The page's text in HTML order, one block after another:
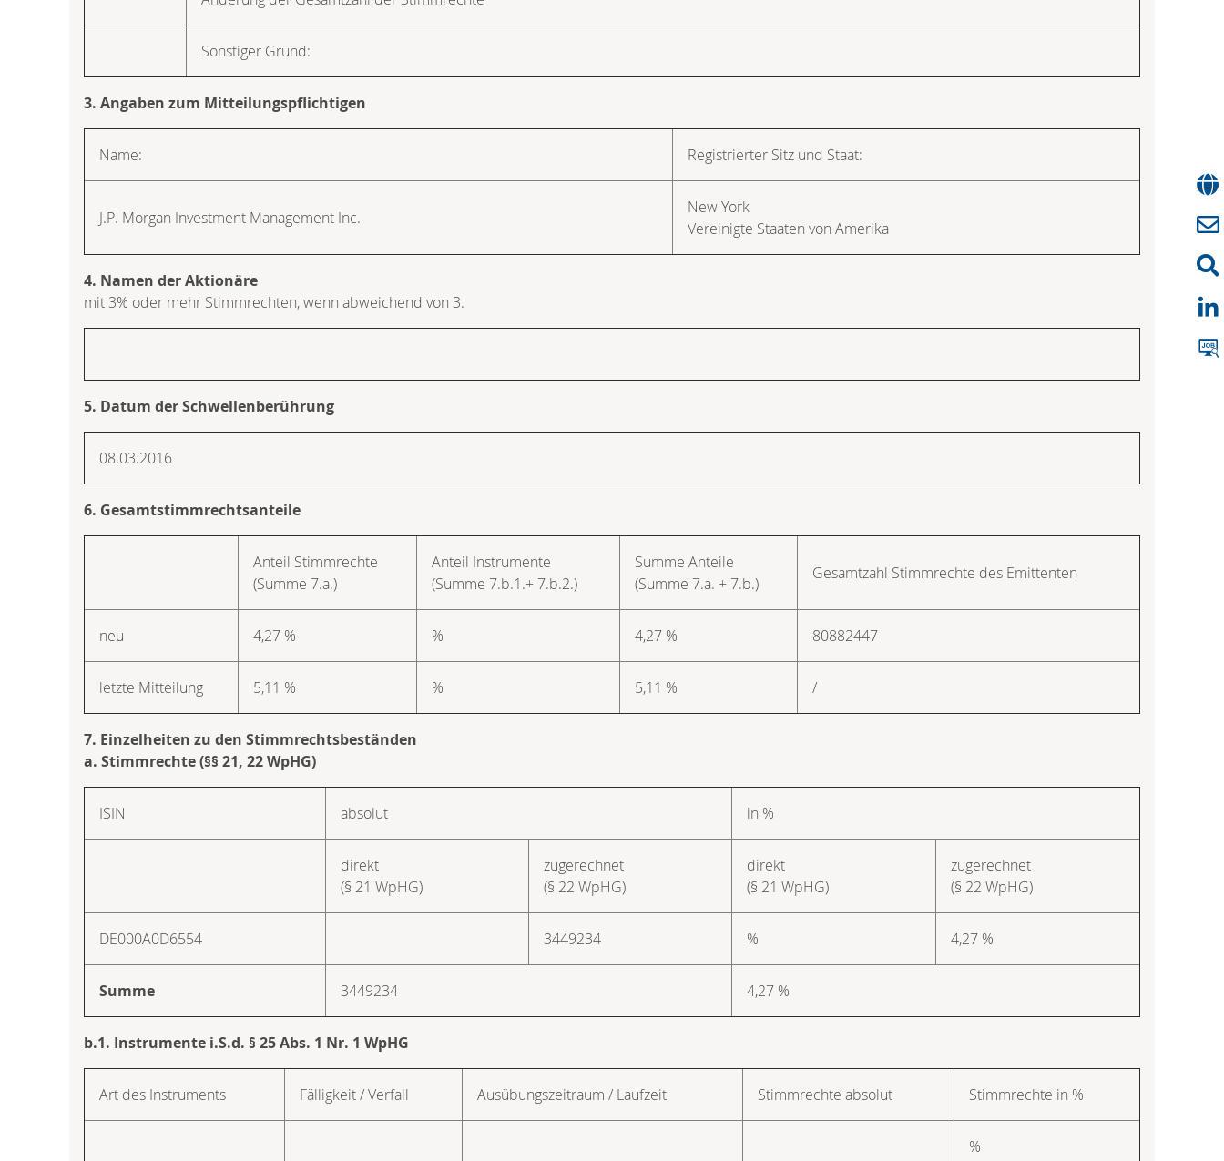
Sonstiger Grund:
3. Angaben zum Mitteilungspflichtigen
Name: Registrierter Sitz und Staat:
J.P. Morgan Investment Management Inc.
New York
Vereinigte Staaten von Amerika
4. Namen der Aktionäre
mit 3% oder mehr Stimmrechten, wenn abweichend von 3.
5. Datum der Schwellenberührung
08.03.2016
6. Gesamtstimmrechtsanteile
Anteil Stimmrechte
(Summe 7.a.)
Anteil Instrumente
(Summe 7.b.1.+ 7.b.2.)
Summe Anteile
(Summe 7.a. + 7.b.)
Gesamtzahl Stimmrechte des Emittenten
neu 4,27 % % 4,27 % 80882447
letzte Mitteilung 5,11 % % 5,11 % /
7. Einzelheiten zu den Stimmrechtsbeständen
a. Stimmrechte (§§ 21, 22 WpHG)
ISIN absolut in %
direkt
(§ 21 WpHG)
zugerechnet
(§ 22 WpHG)
direkt
(§ 21 WpHG)
zugerechnet
(§ 22 WpHG)
DE000A0D6554 3449234 % 4,27 %
Summe 3449234 4,27 %
b.1. Instrumente i.S.d. § 25 Abs. 1 Nr. 1 WpHG
Art des Instruments Fälligkeit / Verfall Ausübungs­zeitraum / Laufzeit Stimmrechte absolut Stimmrechte in %
%